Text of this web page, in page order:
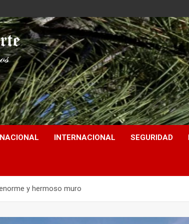
NACIONAL INTERNACIONAL SEGURIDAD
y hermoso muro